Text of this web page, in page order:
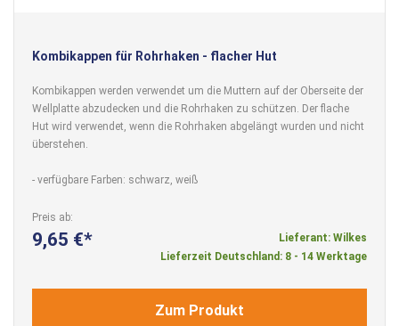
Kombikappen für Rohrhaken - flacher Hut
Kombikappen werden verwendet um die Muttern auf der Oberseite der
Wellplatte abzudecken und die Rohrhaken zu schützen. Der flache
Hut wird verwendet, wenn die Rohrhaken abgelängt wurden und nicht
überstehen.
- verfügbare Farben: schwarz, weiß
Preis ab
9,65 €
Lieferant: Wilkes
Lieferzeit Deutschland: 8 - 14 Werktage
Zum Produkt